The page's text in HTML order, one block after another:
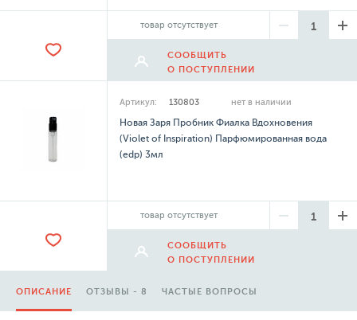
товар отсутствует
СООБЩИТЬ
О ПОСТУПЛЕНИИ
Артикул: 130803 нет в наличии
Новая Заря Пробник Фиалка Вдохновения
(Violet of Inspiration) Парфюмированная вода
(edp) 3мл
товар отсутствует
СООБЩИТЬ
О ПОСТУПЛЕНИИ
ОПИСАНИЕ ОТЗЫВЫ - 8 ЧАСТЫЕ ВОПРОСЫ